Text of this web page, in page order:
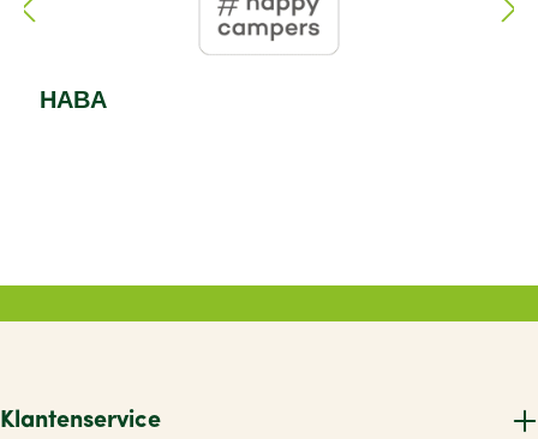
HABA
Klantenservice